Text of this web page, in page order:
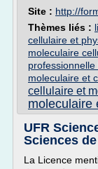
Site : http://
Thèmes liés :
cellulaire et
moleculaire
moleculaire et
cellulaire et
moleculaire
UFR
Sciences
La Licence